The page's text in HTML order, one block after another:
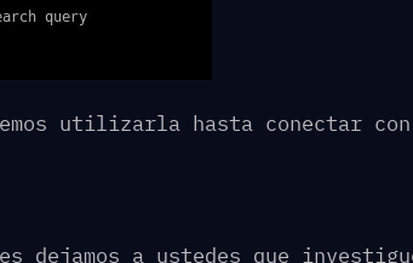
utilizarla hasta conectar
dejamos a ustedes que